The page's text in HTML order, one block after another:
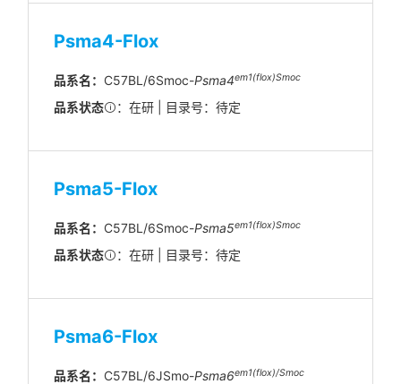
Psma4-Flox
品系名： C57BL/6Smoc-Psma4em1(flox)Smoc
品系状态 ：在研 | 目录号：待定
Psma5-Flox
品系名： C57BL/6Smoc-Psma5em1(flox)Smoc
品系状态 ：在研 | 目录号：待定
Psma6-Flox
品系名： C57BL/6JSmo-Psma6em1(flox)/Smoc